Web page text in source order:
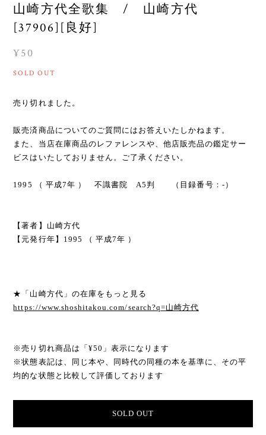
山崎方代全歌集 / 山崎方代
[37906][良好]
¥50
SOLD OUT
売り切れました。
販売済商品についてのご質問にはお答えいたしかねます。
また、当店在庫商品のレファレンスや、他店販売品の鑑定サー
ビスはいたしておりません。ご了承ください。
1995 （ 平成7年 ） 不識書院 A5判 （目録番号：-）
【著者】山崎方代
【元発行年】1995 （ 平成7年 ）
★「山崎方代」の在庫をもっと見る
https://www.shoshitakou.com/search?q=山崎方代
※売り切れ商品は「¥50」表示になります
※状態表記は、同じ本や、同時代の同種の本を基準に、その平
均的な状態と比較して評価しております
SOLD OUT